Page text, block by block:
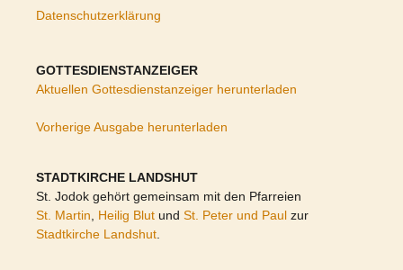
Datenschutzerklärung
GOTTESDIENSTANZEIGER
Aktuellen Gottesdienstanzeiger herunterladen
Vorherige Ausgabe herunterladen
STADTKIRCHE LANDSHUT
St. Jodok gehört gemeinsam mit den Pfarreien
St. Martin
Heilig Blut und St. Peter und Paul zur
Stadtkirche Landshut